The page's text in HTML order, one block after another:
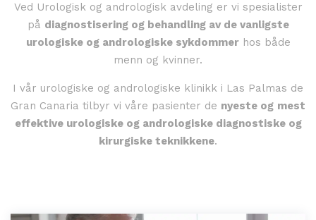
Ved Urologisk og andrologisk avdeling er vi spesialister
på diagnostisering og behandling av de vanligste
urologiske og andrologiske sykdommerhos både
menn og kvinner.
I vår urologiske og andrologiske klinikk i Las Palmas de
Gran Canaria tilbyr vi våre pasienter de nyeste og mest
effektive urologiske og andrologiske diagnostiske og
kirurgiske teknikkene.